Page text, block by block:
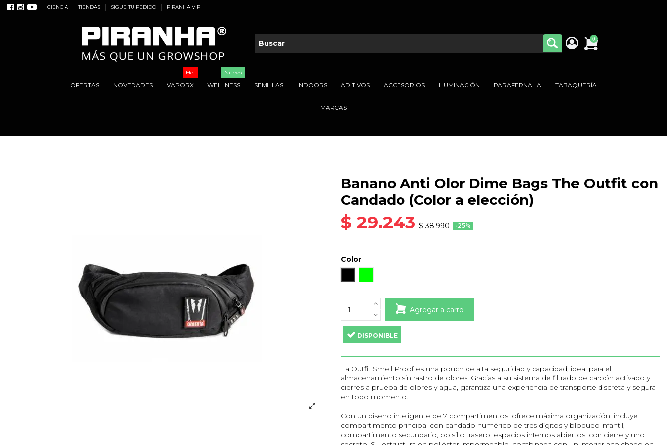
CIENCIA TIENDAS SIGUE TU PEDIDO PIRANHA VIP
0
OFERTAS NOVEDADES VAPORX
Hot
WELLNESS
Nuevo
SEMILLAS INDOORS ADITIVOS ACCESORIOS ILUMINACIÓN PARAFERNALIA TABAQUERÍA
MARCAS
Banano Anti Olor Dime Bags The Outfit con
Candado (Color a elección)
$ 29.243 $ 38.990 -25%
Color
Agregar a carro
DISPONIBLE
La Outfit Smell Proof es una pouch de alta seguridad y capacidad, ideal para el
almacenamiento sin rastro de olores. Gracias a su sistema de filtrado de carbón activado y
cierres a prueba de olores y agua, garantiza una experiencia de transporte discreta y segura
en todo momento.
Con un diseño inteligente de 7 compartimentos, ofrece máxima organización: incluye
compartimento principal con candado numérico de tres dígitos y bloqueo infantil,
compartimento secundario, bolsillo trasero, espacios internos abiertos, con cierre y uno